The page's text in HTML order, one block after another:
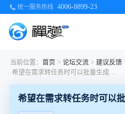
统一服务热线 4006-8899-23
当前位置： 首页 > 论坛交流 > 建议反馈
希望在需求转任务时可以批量生成任务
希望在需求转任务时可以